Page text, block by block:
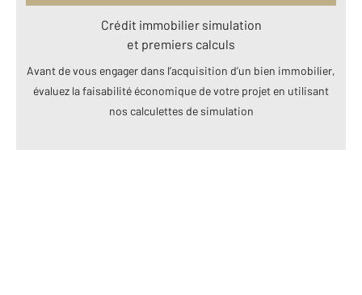
Crédit immobilier simulation
et premiers calculs
Avant de vous engager dans l’acquisition d’un bien immobilier,
évaluez la faisabilité économique de votre projet en utilisant
nos calculettes de simulation